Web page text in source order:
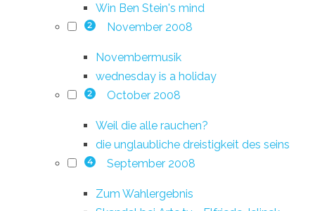
Win Ben Stein's mind
2 November 2008
Novembermusik
wednesday is a holiday
2 October 2008
Weil die alle rauchen?
die unglaubliche dreistigkeit des seins
4 September 2008
Zum Wahlergebnis